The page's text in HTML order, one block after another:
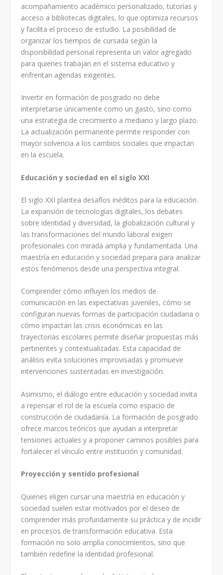
acompañamiento académico personalizado, tutorías y
acceso a bibliotecas digitales, lo que optimiza recursos
y facilita el proceso de estudio. La posibilidad de
organizar los tiempos de cursada según la
disponibilidad personal representa un valor agregado
para quienes trabajan en el sistema educativo y
enfrentan agendas exigentes.
Invertir en formación de posgrado no debe
interpretarse únicamente como un gasto, sino como
una estrategia de crecimiento a mediano y largo plazo.
La actualización permanente permite responder con
mayor solvencia a los cambios sociales que impactan
en la escuela.
Educación y sociedad en el siglo XXI
El siglo XXI plantea desafíos inéditos para la educación.
La expansión de tecnologías digitales, los debates
sobre identidad y diversidad, la globalización cultural y
las transformaciones del mundo laboral exigen
profesionales con mirada amplia y fundamentada. Una
maestría en educación y sociedad prepara para analizar
estos fenómenos desde una perspectiva integral.
Comprender cómo influyen los medios de
comunicación en las expectativas juveniles, cómo se
configuran nuevas formas de participación ciudadana o
cómo impactan las crisis económicas en las
trayectorias escolares permite diseñar propuestas más
pertinentes y contextualizadas. Esta capacidad de
análisis evita soluciones improvisadas y promueve
intervenciones sustentadas en investigación.
Asimismo, el diálogo entre educación y sociedad invita
a repensar el rol de la escuela como espacio de
construcción de ciudadanía. La formación de posgrado
ofrece marcos teóricos que ayudan a interpretar
tensiones actuales y a proponer caminos posibles para
fortalecer el vínculo entre institución y comunidad.
Proyección y sentido profesional
Quienes eligen cursar una maestría en educación y
sociedad suelen estar motivados por el deseo de
comprender más profundamente su práctica y de incidir
en procesos de transformación educativa. Esta
formación no solo amplía conocimientos, sino que
también redefine la identidad profesional.